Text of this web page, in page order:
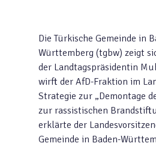
Die Türkische Gemeinde in
Württemberg (tgbw) zeigt
der Landtagspräsidentin
wirft der AfD-Fraktion im
Strategie zur „Demontage
zur rassistischen
erklärte der
Gemeinde in Baden-